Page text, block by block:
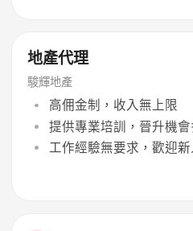
地產代理
駿輝地產
高佣金制，收入無上限
提供專業培訓，晉升機會
工作經驗無要求，歡迎新